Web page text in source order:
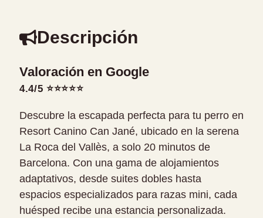
Descripción
Valoración en Google
4.4/5 ⭐⭐⭐⭐⭐
Descubre la escapada perfecta para tu perro en
Resort Canino Can Jané, ubicado en la serena
La Roca del Vallès, a solo 20 minutos de
Barcelona. Con una gama de alojamientos
adaptativos, desde suites dobles hasta
espacios especializados para razas mini, cada
huésped recibe una estancia personalizada.